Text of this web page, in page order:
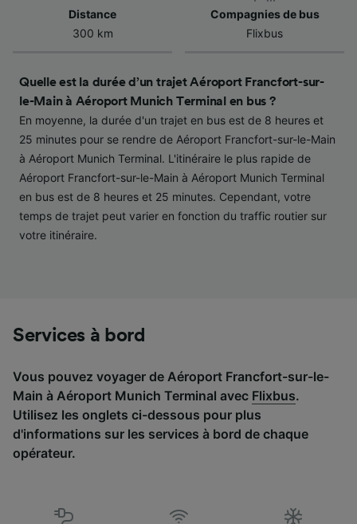
Distance
300 km
Compagnies de bus
Flixbus
Quelle est la durée d’un trajet Aéroport Francfort-sur-
le-Main à Aéroport Munich Terminal en bus ?
En moyenne, la durée d'un trajet en bus est de 8 heures et
25 minutes pour se rendre de Aéroport Francfort-sur-le-Main
à Aéroport Munich Terminal. L'itinéraire le plus rapide de
Aéroport Francfort-sur-le-Main à Aéroport Munich Terminal
en bus est de 8 heures et 25 minutes. Cependant, votre
temps de trajet peut varier en fonction du traffic routier sur
votre itinéraire.
Services à bord
Vous pouvez voyager de Aéroport Francfort-sur-le-
Main à Aéroport Munich Terminal avec Flixbus.
Utilisez les onglets ci-dessous pour plus
d'informations sur les services à bord de chaque
opérateur.
l’identification. Stocker et/ou accéder à des
informations sur un appareil. Publicités et
contenu personnalisés, mesure de
études d’audience et développement de
services.
Liste de nos partenaires (fournisseurs)